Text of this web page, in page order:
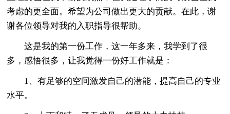
考虑的更全面。希望为公司做出更大的贡献。在此，谢
谢各位领导对我的入职指导很帮助。
这是我的第一份工作，这一年多来，我学到了很
多，感悟很多，让我觉得一份好工作就是：
1、有足够的空间激发自己的潜能，提高自己的专业
水平。